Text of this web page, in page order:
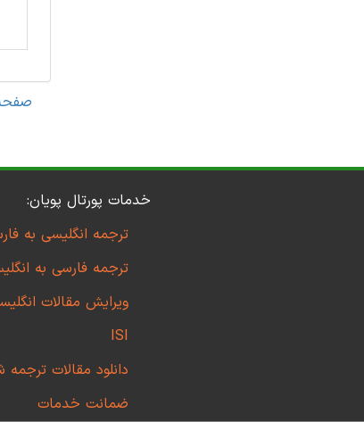
خدمات پورتال پویان:
ترجمه انگلیسی به
ترجمه فارسی به
ویرایش مقالات
ISI
دانلود مقالات
ضمانت خدمات